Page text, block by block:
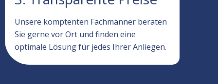
Unsere komptenten Fachmänner beraten
Sie gerne vor Ort und finden eine
optimale Lösung für jedes Ihrer Anliegen.